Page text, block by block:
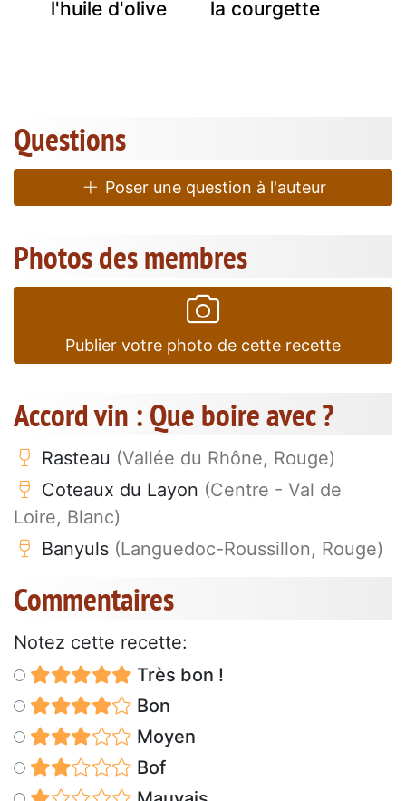
l'huile d'olive
la courgette
Questions
Poser une question à l'auteur
Photos des membres
Publier votre photo de cette recette
Accord vin : Que boire avec ?
Rasteau (Vallée du Rhône, Rouge)
Coteaux du Layon (Centre - Val de
Loire, Blanc)
Banyuls (Languedoc-Roussillon, Rouge)
Commentaires
Notez cette recette:
Très bon !
Bon
Moyen
Bof